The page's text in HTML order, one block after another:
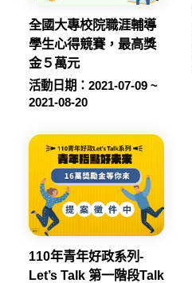
全國大專校院職涯輔導
學生心得競賽，最高獎
金５萬元
活動日期：2021-07-09 ~
2021-08-20
110年青年好政系列-
Let’s Talk 第一階段Talk